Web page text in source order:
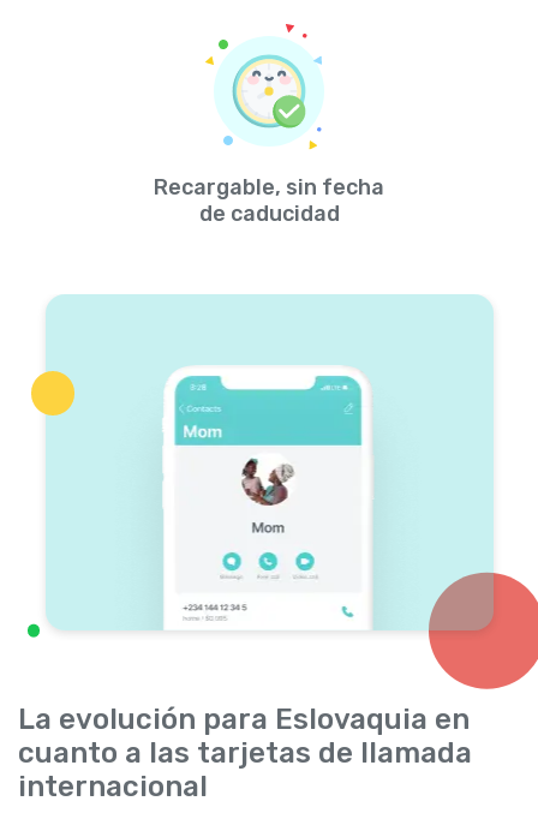
Recargable, sin fecha
de caducidad
La evolución para Eslovaquia en
cuanto a las tarjetas de llamada
internacional